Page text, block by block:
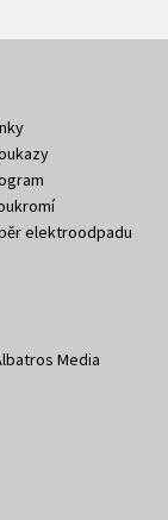
elektroodpadu
Media